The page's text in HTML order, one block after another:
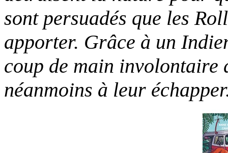
sont persuadés que les
apporter. Grâce à un
coup de main involontaire
néanmoins à leur